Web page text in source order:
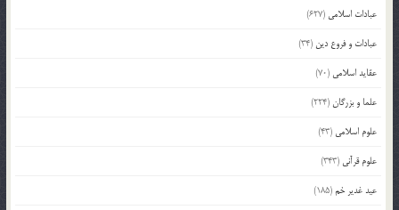
عبادات اسلامی (627)
عبادات و فروع دین (34)
عقاید اسلامی (70)
علما و بزرگان(224)
علوم اسلامی (43)
علوم قرآنی (343)
عید غدیر خم(185)